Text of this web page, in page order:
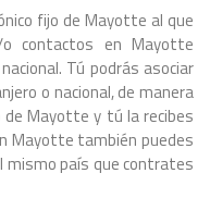
fijo de Mayotte al que
contactos en Mayotte
Tú podrás asociar
o nacional, de manera
de Mayotte y tú la recibes
Mayotte también puedes
mismo país que contrates